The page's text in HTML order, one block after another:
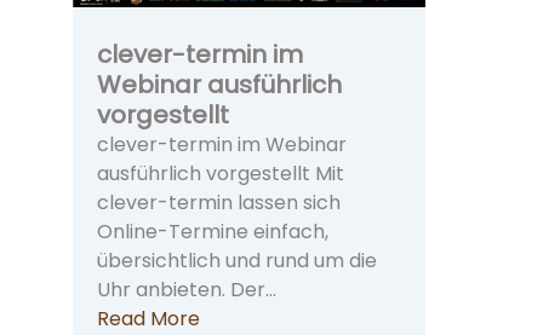
clever-termin im
Webinar ausführlich
vorgestellt
clever-termin im Webinar
ausführlich vorgestellt Mit
clever-termin lassen sich
Online-Termine einfach,
übersichtlich und rund um die
Uhr anbieten. Der…
Read More